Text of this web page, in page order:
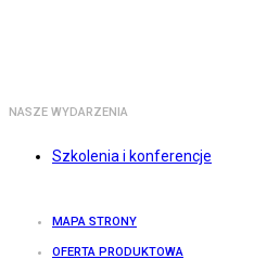
NASZE WYDARZENIA
Szkolenia i konferencje
MAPA STRONY
OFERTA PRODUKTOWA